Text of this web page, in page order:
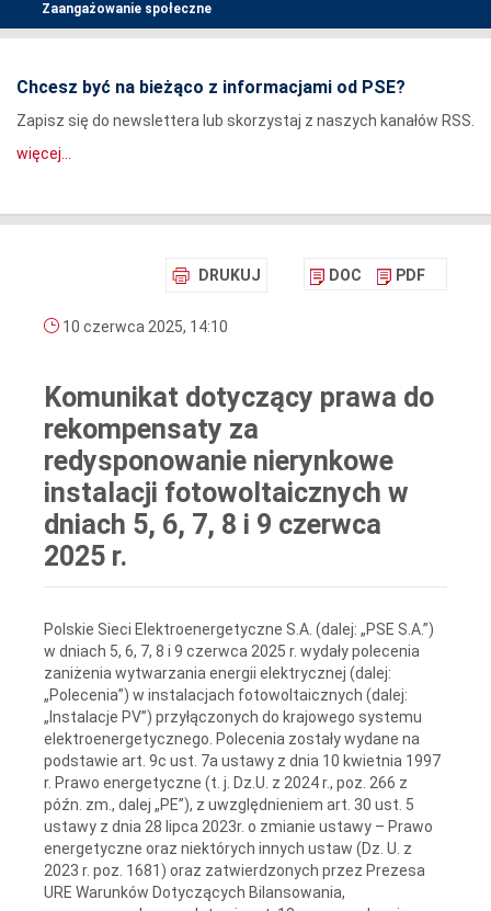
Zaangażowanie społeczne
Chcesz być na bieżąco z informacjami od PSE?
Zapisz się do newslettera lub skorzystaj z naszych kanałów RSS.
więcej...
DRUKUJ DOC PDF
10 czerwca 2025, 14:10
Komunikat dotyczący prawa do
rekompensaty za
redysponowanie nierynkowe
instalacji fotowoltaicznych w
dniach 5, 6, 7, 8 i 9 czerwca
2025 r.
Polskie Sieci Elektroenergetyczne S.A. (dalej: „PSE S.A.”)
w dniach 5, 6, 7, 8 i 9 czerwca 2025 r. wydały polecenia
zaniżenia wytwarzania energii elektrycznej (dalej:
„Polecenia”) w instalacjach fotowoltaicznych (dalej:
„Instalacje PV”) przyłączonych do krajowego systemu
elektroenergetycznego. Polecenia zostały wydane na
podstawie art. 9c ust. 7a ustawy z dnia 10 kwietnia 1997
r. Prawo energetyczne (t. j. Dz.U. z 2024 r., poz. 266 z
późn. zm., dalej „PE”), z uwzględnieniem art. 30 ust. 5
ustawy z dnia 28 lipca 2023r. o zmianie ustawy – Prawo
energetyczne oraz niektórych innych ustaw (Dz. U. z
2023 r. poz. 1681) oraz zatwierdzonych przez Prezesa
URE Warunków Dotyczących Bilansowania,